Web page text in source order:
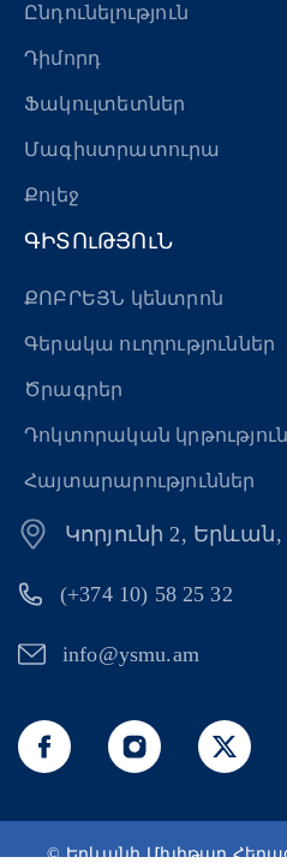
Ընդունելություն
Դիմորդ
Ֆակուլտետներ
Մագիստրատուրա
Քոլեջ
ԳԻՏՈւԹՅՈւՆ
ՔՈԲՐԵՅՆ կենտրոն
Գերակա ուղղություններ
Ծրագրեր
Դոկտորական կրթություն
Հայտարարություններ
Կորյունի 2, Երևան,
(+374 10) 58 25 32
info@ysmu.am
© Երևանի Մխիթար